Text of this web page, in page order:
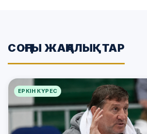
СОҢҒЫ ЖАҢАЛЫҚТАР
ЕРКІН КҮРЕС